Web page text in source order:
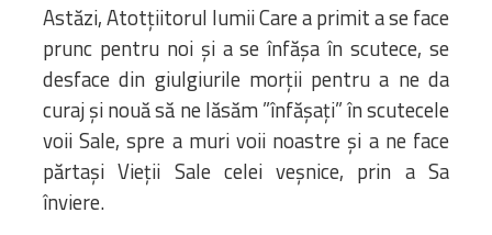
Astăzi, Atotțiitorul lumii Care a primit a se face
prunc pentru noi și a se înfășa în scutece, se
desface din giulgiurile morții pentru a ne da
curaj și nouă să ne lăsăm ”înfășați” în scutecele
voii Sale, spre a muri voii noastre și a ne face
părtași Vieții Sale celei veșnice, prin a Sa
înviere.